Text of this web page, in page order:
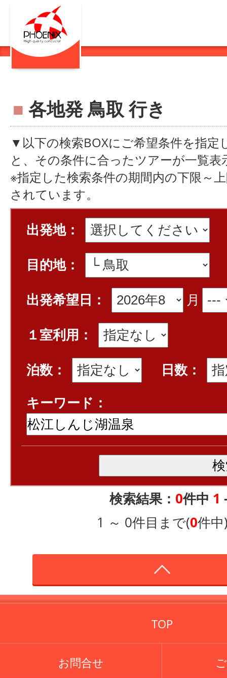
■ 各地発 鳥取 行き
▼以下の検索BOXにご希望条件を指定
と、その条件に合ったツアーが一覧表
※指定した検索条件の期間内の下限～
されています。
出発地：
目的地：
出発希望日：
月
１室利用：
泊数：
日数：
キーワード：
検索結果： 0件中 1
1 ～ 0件目まで(0件中
TOP
お問合せ